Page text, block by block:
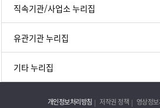
직속기관/사업소 누리집
유관기관 누리집
기타 누리집
개인정보처리방침 저작권 정책 영상정